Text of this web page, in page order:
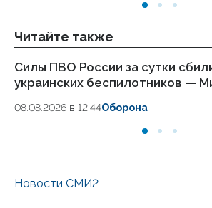
Читайте также
Силы ПВО России за сутки
украинских беспилотников —
08.08.2026 в 12:44Оборона
Новости СМИ2